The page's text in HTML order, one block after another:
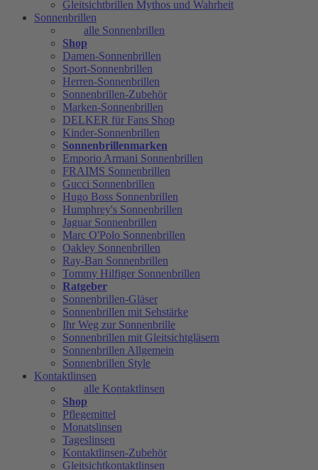
Gleitsichtbrillen Mythos und Wahrheit
Sonnenbrillen
alle Sonnenbrillen
Shop
Damen-Sonnenbrillen
Sport-Sonnenbrillen
Herren-Sonnenbrillen
Sonnenbrillen-Zubehör
Marken-Sonnenbrillen
DELKER für Fans Shop
Kinder-Sonnenbrillen
Sonnenbrillenmarken
Emporio Armani Sonnenbrillen
FRAIMS Sonnenbrillen
Gucci Sonnenbrillen
Hugo Boss Sonnenbrillen
Humphrey's Sonnenbrillen
Jaguar Sonnenbrillen
Marc O'Polo Sonnenbrillen
Oakley Sonnenbrillen
Ray-Ban Sonnenbrillen
Tommy Hilfiger Sonnenbrillen
Ratgeber
Sonnenbrillen-Gläser
Sonnenbrillen mit Sehstärke
Ihr Weg zur Sonnenbrille
Sonnenbrillen mit Gleitsichtgläsern
Sonnenbrillen Allgemein
Sonnenbrillen Style
Kontaktlinsen
alle Kontaktlinsen
Shop
Pflegemittel
Monatslinsen
Tageslinsen
Kontaktlinsen-Zubehör
Gleitsichtkontaktlinsen